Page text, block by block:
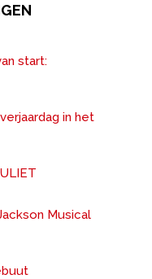
start:
in het
Musical